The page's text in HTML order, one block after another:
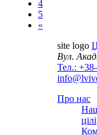
4
5
«
site logo
Вул.
Тел.:
Про нас
цілі